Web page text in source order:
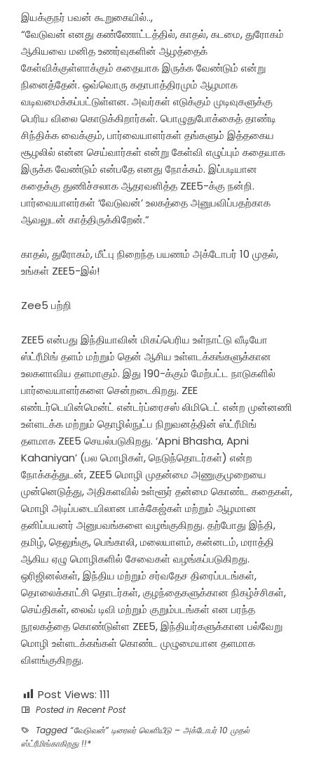
இயக்குநர் பவன் கூறுகையில்..,
“வேடுவன் எனது கண்ணோட்டத்தில், காதல், கடமை, துரோகம்
ஆகியவை மனித உணர்வுகளின் ஆழத்தைக்
கேள்விக்குள்ளாக்கும் கதையாக இருக்க வேண்டும் என்று
நினைத்தேன். ஒவ்வொரு கதாபாத்திரமும் ஆழமாக
வடிவமைக்கப்பட்டுள்ளன. அவர்கள் எடுக்கும் முடிவுகளுக்கு
பெரிய விலை கொடுக்கிறார்கள். பொழுதுபோக்கைத் தாண்டி
சிந்திக்க வைக்கும், பார்வையாளர்கள் தங்களும் இத்தகைய
சூழலில் என்ன செய்வார்கள் என்று கேள்வி எழுப்பும் கதையாக
இருக்க வேண்டும் என்பதே எனது நோக்கம். இப்படியான
கதைக்கு துணிச்சலாக ஆதரவளித்த ZEE5-க்கு நன்றி.
பார்வையாளர்கள் ‘வேடுவன்’ உலகத்தை அனுபவிப்பதற்காக
ஆவலுடன் காத்திருக்கிறேன்.”
காதல், துரோகம், மீட்பு நிறைந்த பயணம் அக்டோபர் 10 முதல்,
உங்கள் ZEE5-இல்!
Zee5 பற்றி
ZEE5 என்பது இந்தியாவின் மிகப்பெரிய உள்நாட்டு வீடியோ
ஸ்ட்ரீமிங் தளம் மற்றும் தென் ஆசிய உள்ளடக்கங்களுக்கான
உலகளாவிய தளமாகும். இது 190-க்கும் மேற்பட்ட நாடுகளில்
பார்வையாளர்களை சென்றடைகிறது. ZEE
எண்டர்டெயின்மென்ட் என்டர்ப்ரைசஸ் லிமிடெட் என்ற முன்னணி
உள்ளடக்க மற்றும் தொழில்நுட்ப நிறுவனத்தின் ஸ்ட்ரீமிங்
தளமாக ZEE5 செயல்படுகிறது. ‘Apni Bhasha, Apni
Kahaniyan’ (பல மொழிகள், நெடுந்தொடர்கள்) என்ற
நோக்கத்துடன், ZEE5 மொழி முதன்மை அணுகுமுறையை
முன்னெடுத்து, அதிகளவில் உள்ளூர் தன்மை கொண்ட கதைகள்,
மொழி அடிப்படையிலான பாக்கேஜ்கள் மற்றும் ஆழமான
தனிப்பயனர் அனுபவங்களை வழங்குகிறது. தற்போது இந்தி,
தமிழ், தெலுங்கு, பெங்காலி, மலையாளம், கன்னடம், மராத்தி
ஆகிய ஏழு மொழிகளில் சேவைகள் வழங்கப்படுகிறது.
ஒரிஜினல்கள், இந்திய மற்றும் சர்வதேச திரைப்படங்கள்,
தொலைக்காட்சி தொடர்கள், குழந்தைகளுக்கான நிகழ்ச்சிகள்,
செய்திகள், லைவ் டிவி மற்றும் குறும்படங்கள் என பரந்த
நூலகத்தை கொண்டுள்ள ZEE5, இந்தியர்களுக்கான பல்வேறு
மொழி உள்ளடக்கங்கள் கொண்ட முழுமையான தளமாக
விளங்குகிறது.
Post Views: 111
Posted in Recent Post
Tagged “வேடுவன்” டிரைலர் வெளியீடு – அக்டோபர் 10 முதல்
ஸ்ட்ரீமிங்காகிறது !!*